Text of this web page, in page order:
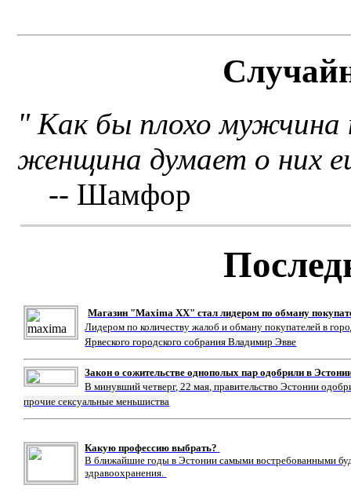
" Как бы плохо
женщина думает о них
-- Шамфор
Магазин "Maxima XX" стал лидером по обману
Лидером по количеству жалоб и обману покупателей в
Ярвеского городского собрания Владимир Эвве
Закон о сожительстве однополых пар одобрили в
В минувший четверг, 22 мая, правительство Эстонии
прочие сексуальные меньшиства
Какую профессию выбрать?
В ближайшие годы в Эстонии самыми востребованными
здравоохранения.